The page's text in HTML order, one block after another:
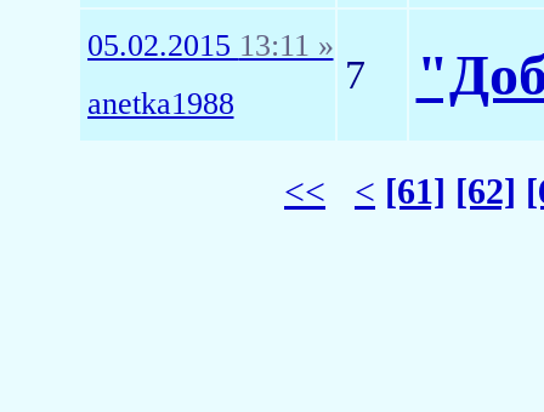
05.02.2015 13:11 »
anetka1988
7
<< < [61] [62]